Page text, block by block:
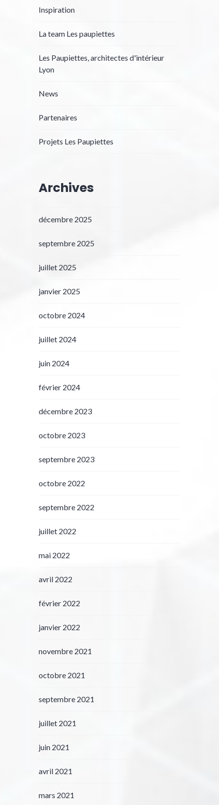
Inspiration
La team Les paupiettes
Les Paupiettes, architectes d'intérieur
Lyon
News
Partenaires
Projets Les Paupiettes
Archives
décembre 2025
septembre 2025
juillet 2025
janvier 2025
octobre 2024
juillet 2024
juin 2024
février 2024
décembre 2023
octobre 2023
septembre 2023
octobre 2022
septembre 2022
juillet 2022
mai 2022
avril 2022
février 2022
janvier 2022
novembre 2021
octobre 2021
septembre 2021
juillet 2021
juin 2021
avril 2021
mars 2021